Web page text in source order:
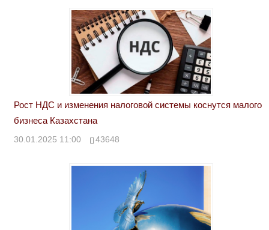
Рост НДС и изменения налоговой системы коснутся малого
бизнеса Казахстана
30.01.2025 11:00 43648